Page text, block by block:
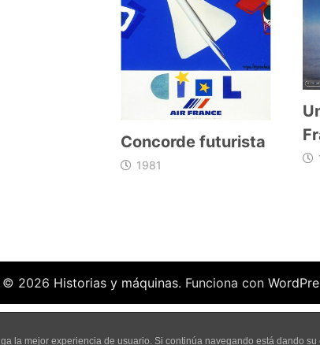
Concorde futurista
1981
© 2026 Historias y máquinas. Funciona con
la mejor experiencia de usuario. Si continúa navegando está dando